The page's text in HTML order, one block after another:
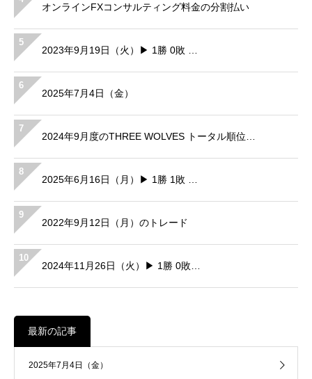
オンラインFXコンサルティング料金の分割払い
5
2023年9月19日（火）▶ 1勝 0敗 …
6
2025年7月4日（金）
7
2024年9月度のTHREE WOLVES トータル順位…
8
2025年6月16日（月）▶ 1勝 1敗 …
9
2022年9月12日（月）のトレード
10
2024年11月26日（火）▶ 1勝 0敗…
最新の記事
2025年7月4日（金）